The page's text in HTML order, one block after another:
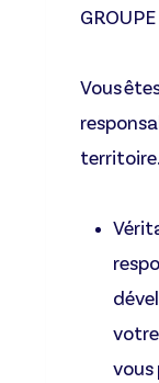
Vous
territoire.
vous